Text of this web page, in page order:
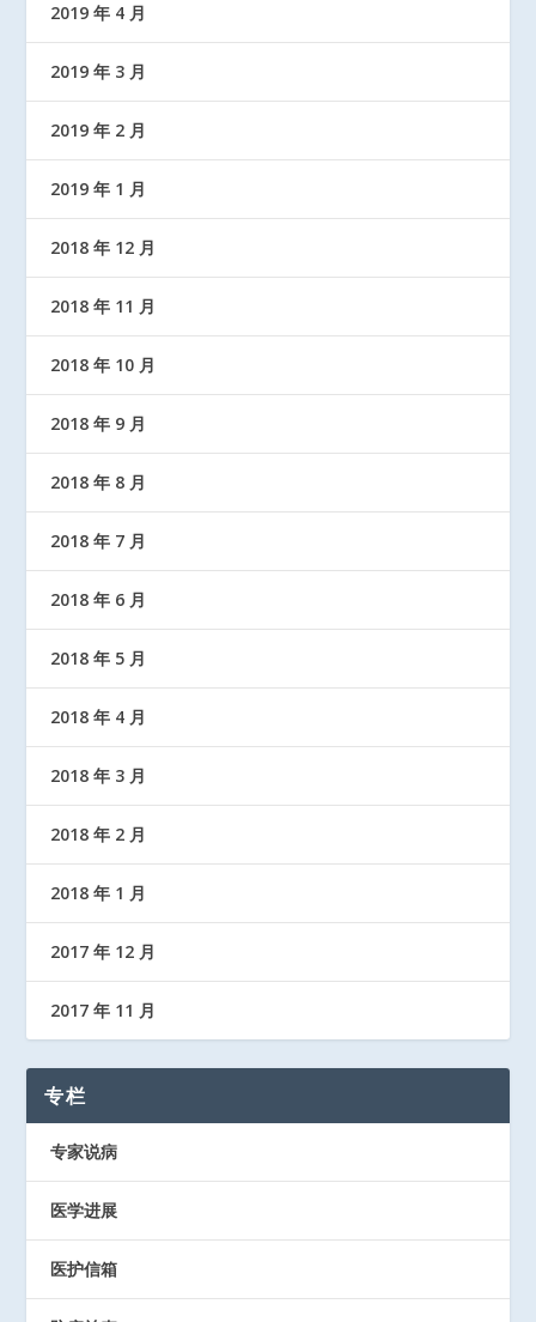
2019 年 4 月
2019 年 3 月
2019 年 2 月
2019 年 1 月
2018 年 12 月
2018 年 11 月
2018 年 10 月
2018 年 9 月
2018 年 8 月
2018 年 7 月
2018 年 6 月
2018 年 5 月
2018 年 4 月
2018 年 3 月
2018 年 2 月
2018 年 1 月
2017 年 12 月
2017 年 11 月
专栏
专家说病
医学进展
医护信箱